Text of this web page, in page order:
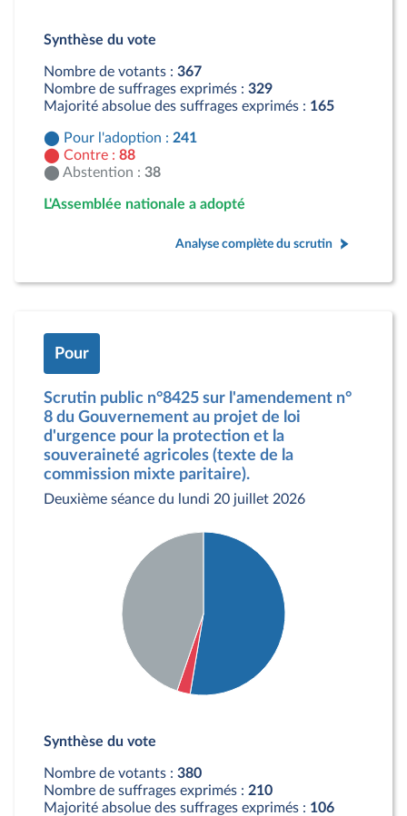
Contre : 88 députés
Synthèse du vote
Nombre de votants : 367
Nombre de suffrages exprimés : 329
Majorité absolue des suffrages exprimés : 165
Pour l'adoption : 241
Contre : 88
Abstention : 38
L'Assemblée nationale a adopté
Analyse complète du scrutin
Pour
Scrutin public n°8425 sur l'amendement n°
8 du Gouvernement au projet de loi
d'urgence pour la protection et la
souveraineté agricoles (texte de la
commission mixte paritaire).
Deuxième séance du lundi 20 juillet 2026
Contre : 10 députés
Synthèse du vote
Nombre de votants : 380
Nombre de suffrages exprimés : 210
Majorité absolue des suffrages exprimés : 106